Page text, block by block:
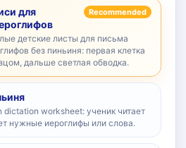
для
Recommended
детские листы для письма
без пиньиня: первая клетка
дальше светлая обводка.
dictation worksheet: ученик читает
нужные иероглифы или слова.